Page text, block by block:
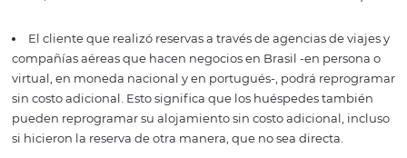
En el folleto publicado por el Ministerio de Turismo, se
detalles sobre cómo deben proceder los operadores y los
consumidores con respecto a la reprogramación de los
de viajes y turismo, que incluye los servicios de
El consumidor puede reprogramar, sin costos